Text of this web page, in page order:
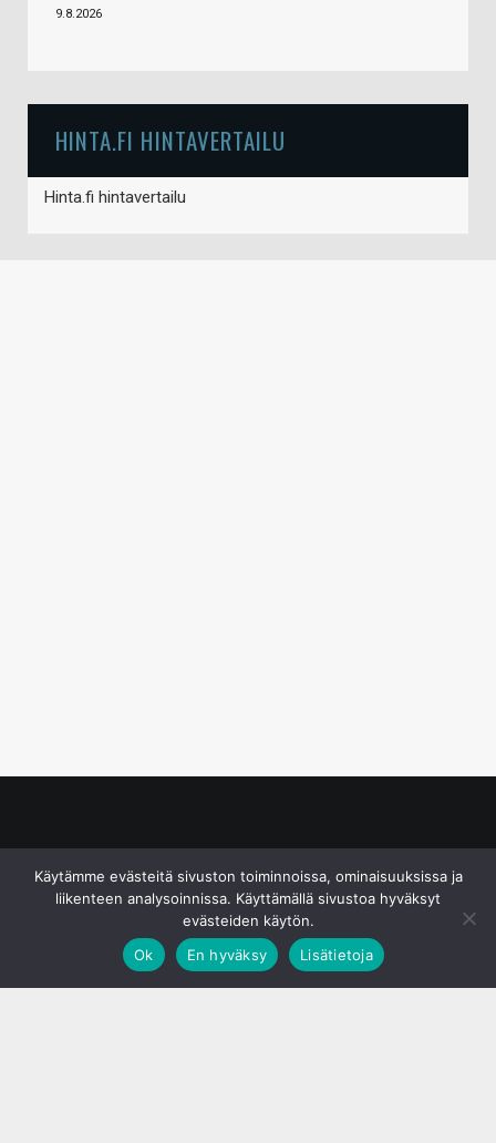
9.8.2026
HINTA.FI HINTAVERTAILU
Hinta.fi hintavertailu
Käytämme evästeitä sivuston toiminnoissa, ominaisuuksissa ja
liikenteen analysoinnissa. Käyttämällä sivustoa hyväksyt
evästeiden käytön.
Ok
En hyväksy Lisätietoja